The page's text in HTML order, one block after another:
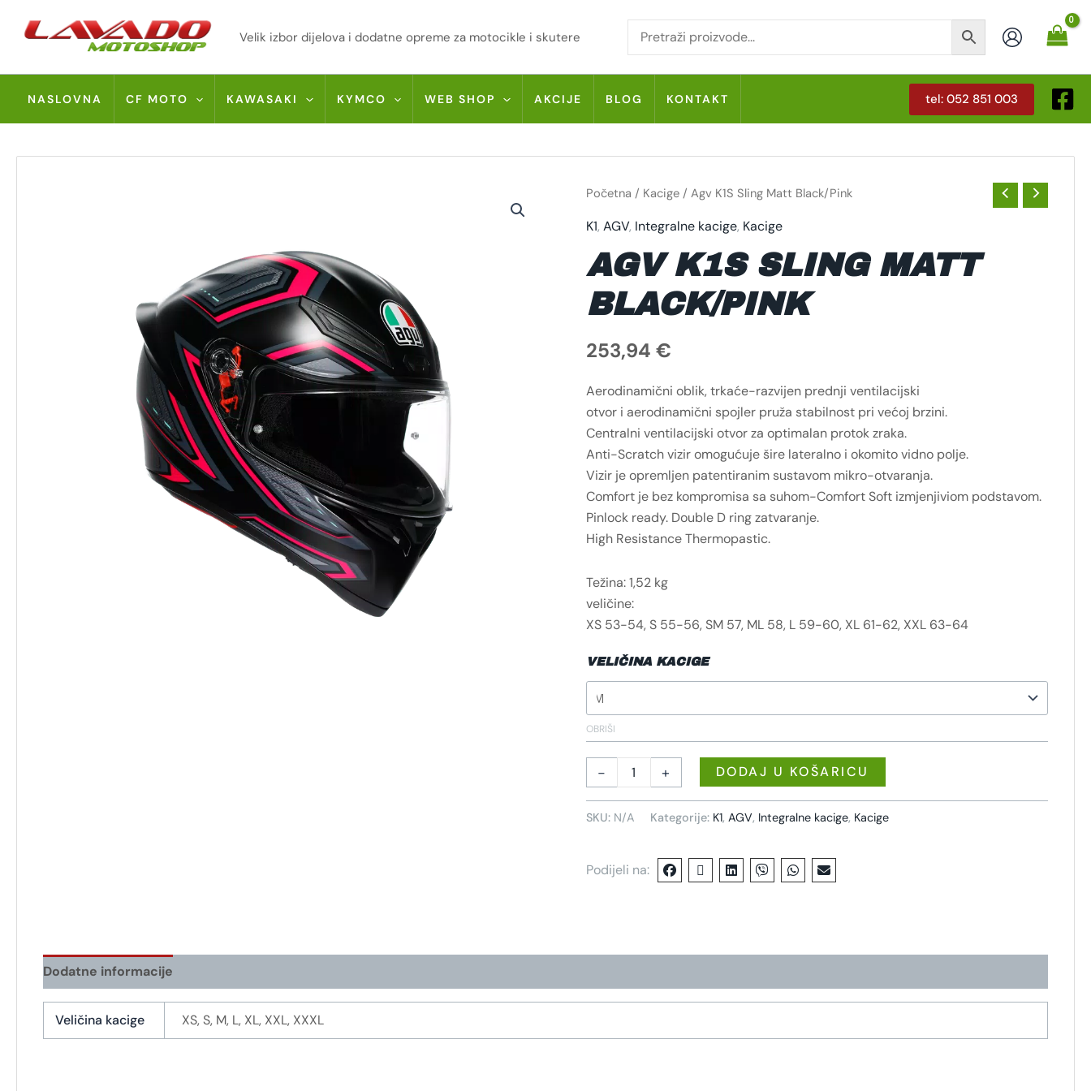
Velik izbor dijelova i dodatne opreme za motocikle i skutere
NASLOVNA CF MOTO KAWASAKI KYMCO WEB SHOP AKCIJE BLOG KONTAKT tel: 052 851 003
Početna / Kacige/ Agv K1S Sling Matt Black/Pink
K1, AGV, Integralne kacige, Kacige
AGV K1S SLING MATT
BLACK/PINK
253,94 €
Aerodinamični oblik, trkaće-razvijen prednji ventilacijski
otvor i aerodinamični spojler pruža stabilnost pri većoj brzini.
Centralni ventilacijski otvor za optimalan protok zraka.
Anti-Scratch vizir omogućuje šire lateralno i okomito vidno polje.
Vizir je opremljen patentiranim sustavom mikro-otvaranja.
Comfort je bez kompromisa sa suhom-Comfort Soft izmjenjiviom podstavom.
Pinlock ready. Double D ring zatvaranje.
High Resistance Thermopastic.
Težina: 1,52 kg
veličine:
XS 53-54, S 55-56, SM 57, ML 58, L 59-60, XL 61-62, XXL 63-64
VELIČINA KACIGE
OBRIŠI
-
AGV
K1S
MATT
BLACK/PINK
+ DODAJ U KOŠARICU
SKU: N/A Kategorije: K1, AGV, Integralne kacige, Kacige
Podijeli na:
Dodatne informacije
Veličina kacige XS, S, M, L, XL, XXL, XXXL